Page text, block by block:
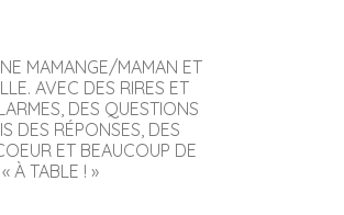
MAMANGE/MAMAN ET
AVEC DES RIRES ET
DES QUESTIONS
DES RÉPONSES, DES
ET BEAUCOUP DE
« À TABLE ! »